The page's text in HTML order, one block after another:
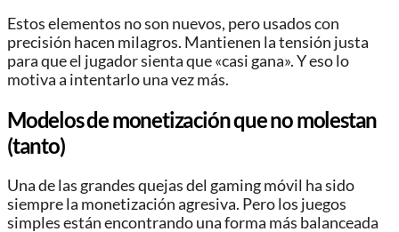
Estos elementos no son nuevos, pero usados con
precisión hacen milagros. Mantienen la tensión justa
para que el jugador sienta que «casi gana». Y eso lo
motiva a intentarlo una vez más.
Modelos de monetización que no molestan
(tanto)
Una de las grandes quejas del gaming móvil ha sido
siempre la monetización agresiva. Pero los juegos
simples están encontrando una forma más balanceada